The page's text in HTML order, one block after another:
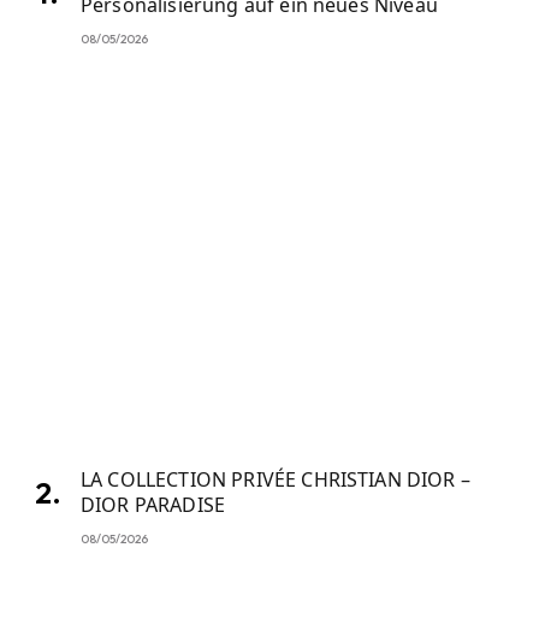
08/05/2026
LA COLLECTION PRIVÉE CHRISTIAN DIOR –
DIOR PARADISE
08/05/2026